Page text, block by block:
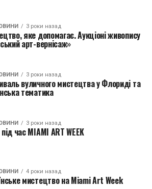
3 роки назад
яке допомагає. Аукціоні живопису
арт-вернісаж»
3 роки назад
вуличного мистецтва у Флориді та
тематика
3 роки назад
час MIAMI ART WEEK
4 роки назад
мистецтво на Miami Art Week